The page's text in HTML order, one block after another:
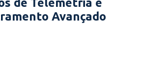
de Telemetria e
Avançado